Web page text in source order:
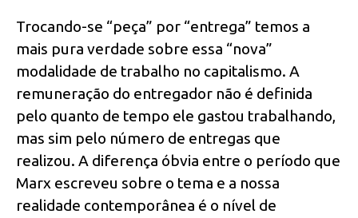
Trocando-se “peça” por “entrega” temos a
mais pura verdade sobre essa “nova”
modalidade de trabalho no capitalismo. A
remuneração do entregador não é definida
pelo quanto de tempo ele gastou trabalhando,
mas sim pelo número de entregas que
realizou. A diferença óbvia entre o período que
Marx escreveu sobre o tema e a nossa
realidade contemporânea é o nível de